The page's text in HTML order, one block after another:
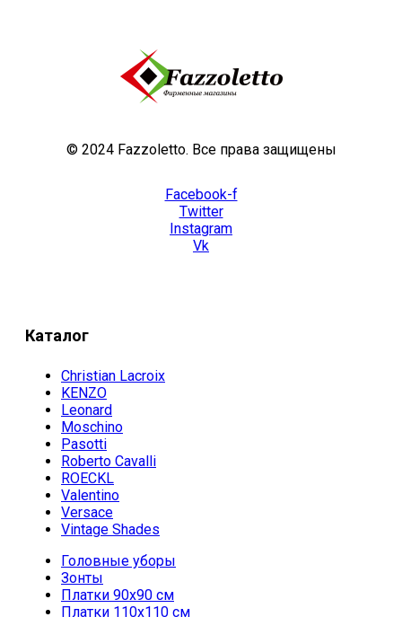
© 2024 Fazzoletto. Все права защищены
Facebook-f
Twitter
Instagram
Vk
Каталог
Christian Lacroix
KENZO
Leonard
Moschino
Pasotti
Roberto Cavalli
ROECKL
Valentino
Versace
Vintage Shades
Головные уборы
Зонты
Платки 90х90 см
Платки 110х110 см